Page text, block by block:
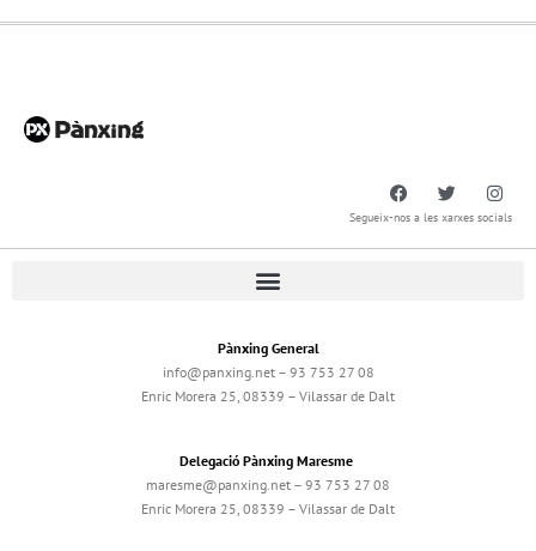
Segueix-nos a les xarxes socials
Pànxing General
info@panxing.net – 93 753 27 08
Enric Morera 25, 08339 – Vilassar de Dalt
Delegació Pànxing Maresme
maresme@panxing.net – 93 753 27 08
Enric Morera 25, 08339 – Vilassar de Dalt